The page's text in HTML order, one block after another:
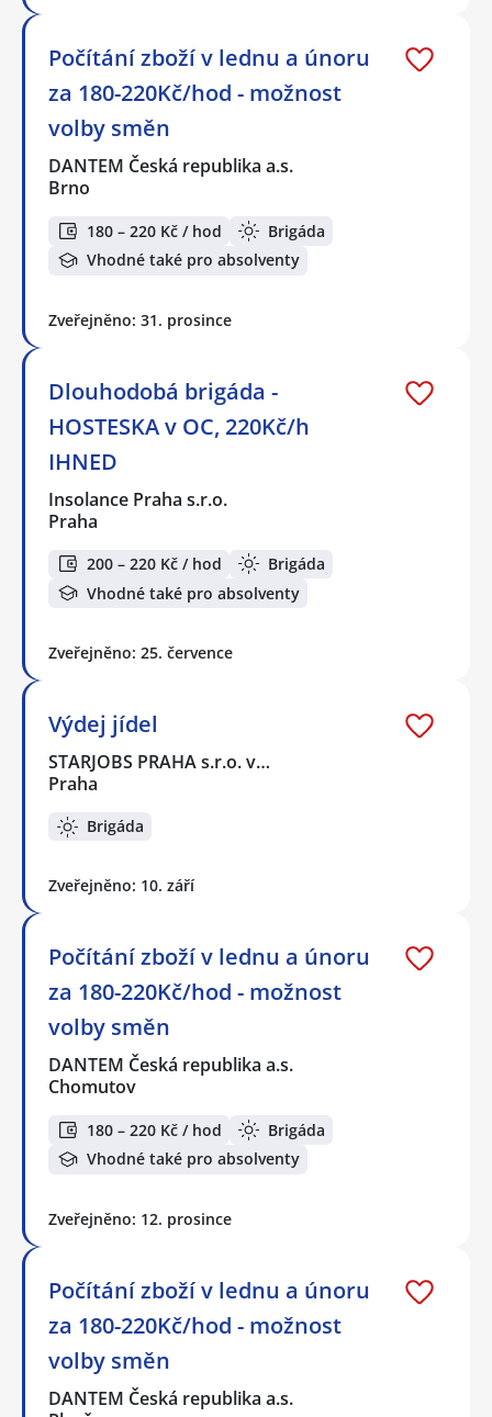
Počítání zboží v lednu a únoru
za 180-220Kč/hod - možnost
volby směn
DANTEM Česká republika a.s.
Brno
180 – 220 Kč / hod
Brigáda
Vhodné také pro absolventy
Zveřejněno: 31. prosince
Dlouhodobá brigáda -
HOSTESKA v OC, 220Kč/h
IHNED
Insolance Praha s.r.o.
Praha
200 – 220 Kč / hod
Brigáda
Vhodné také pro absolventy
Zveřejněno: 25. července
Výdej jídel
STARJOBS PRAHA s.r.o. v…
Praha
Brigáda
Zveřejněno: 10. září
Počítání zboží v lednu a únoru
za 180-220Kč/hod - možnost
volby směn
DANTEM Česká republika a.s.
Chomutov
180 – 220 Kč / hod
Brigáda
Vhodné také pro absolventy
Zveřejněno: 12. prosince
Počítání zboží v lednu a únoru
za 180-220Kč/hod - možnost
volby směn
DANTEM Česká republika a.s.